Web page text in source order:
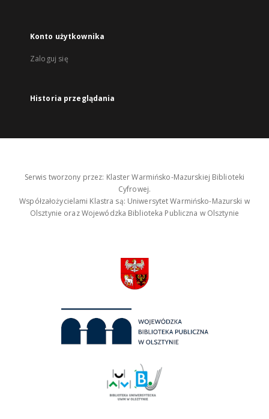
Konto użytkownika
Zaloguj się
Historia przeglądania
Serwis tworzony przez: Klaster Warmińsko-Mazurskiej Biblioteki
Cyfrowej.
Współzałożycielami Klastra są: Uniwersytet Warmińsko-Mazurski w
Olsztynie oraz Wojewódzka Biblioteka Publiczna w Olsztynie